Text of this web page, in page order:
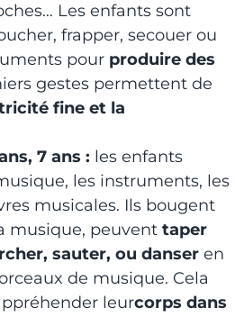
Les enfants sont
frapper, secouer ou
pour produire des
gestes permettent de
fine et la
7 ans : les enfants
les instruments, les
musicales. Ils bougent
musique, peuvent taper
sauter, ou danser en
de musique. Cela
leurcorps dans